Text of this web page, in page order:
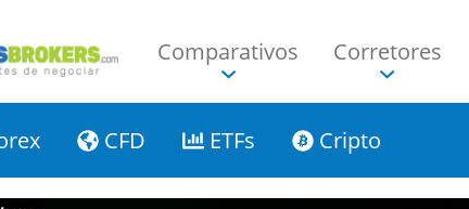
Comparativos Corretores
CFD ETFs Cripto